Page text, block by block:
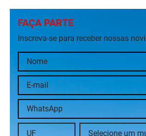
FAÇA PARTE
Inscreva-se para receber nossas